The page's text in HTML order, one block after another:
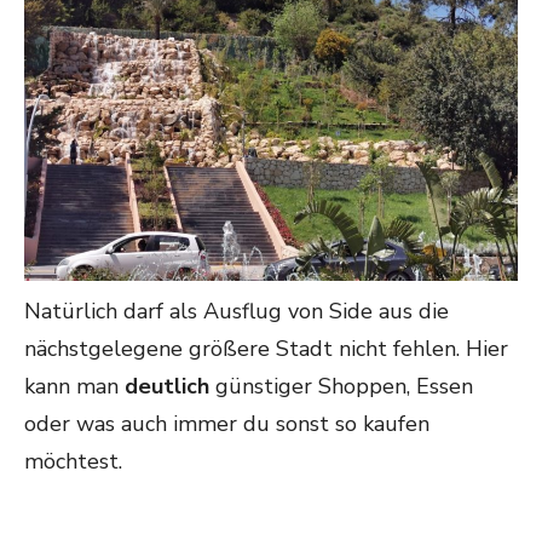
Natürlich darf als Ausflug von Side aus die
nächstgelegene größere Stadt nicht fehlen. Hier
kann man deutlich günstiger Shoppen, Essen
oder was auch immer du sonst so kaufen
möchtest.